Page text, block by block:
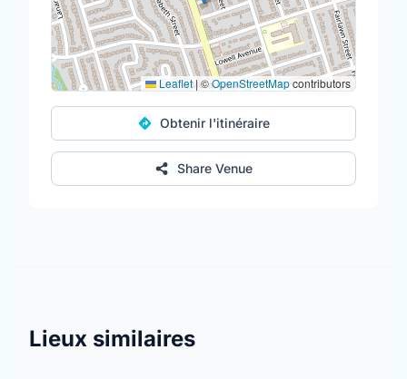
Leaflet|©OpenStreetMapcontributors
Obtenir l'itinéraire
Share Venue
Lieux similaires